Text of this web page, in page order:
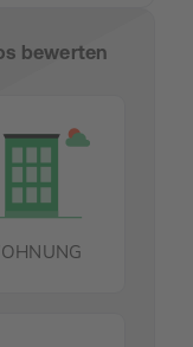
bewerten